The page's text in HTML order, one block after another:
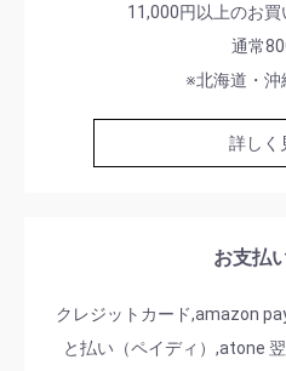
11,000円以上のお
通常
※北海道・沖
詳しく
お支払
クレジットカード,amazon
と払い（ペイディ）,atone